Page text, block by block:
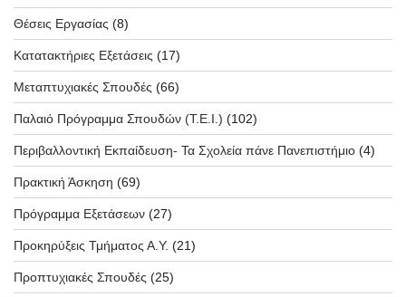
Θέσεις Εργασίας (8)
Κατατακτήριες Εξετάσεις (17)
Μεταπτυχιακές Σπουδές (66)
Παλαιό Πρόγραμμα Σπουδών (T.E.I.) (102)
Περιβαλλοντική Εκπαίδευση- Τα Σχολεία πάνε Πανεπιστήμιο (4)
Πρακτική Άσκηση (69)
Πρόγραμμα Εξετάσεων (27)
Προκηρύξεις Τμήματος Α.Υ. (21)
Προπτυχιακές Σπουδές (25)